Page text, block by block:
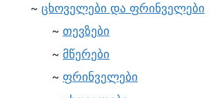
ცხოველები და ფრინველები
თევზები
მწერები
ფრინველები